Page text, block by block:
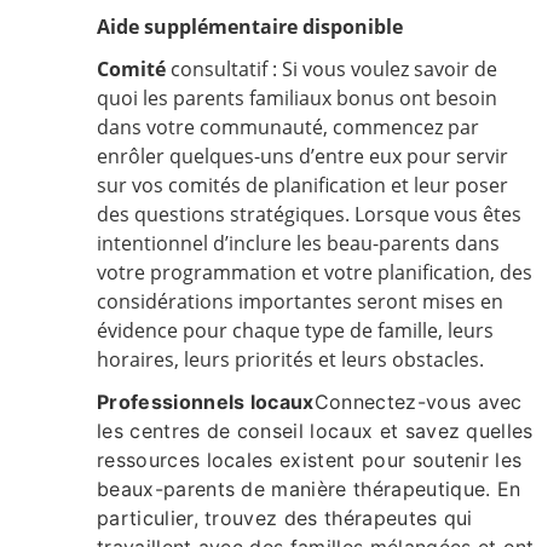
Aide supplémentaire disponible
Comité consultatif : Si vous voulez savoir de
quoi les parents familiaux bonus ont besoin
dans votre communauté, commencez par
enrôler quelques-uns d’entre eux pour servir
sur vos comités de planification et leur poser
des questions stratégiques. Lorsque vous êtes
intentionnel d’inclure les beau-parents dans
votre programmation et votre planification, des
considérations importantes seront mises en
évidence pour chaque type de famille, leurs
horaires, leurs priorités et leurs obstacles.
Professionnels locauxConnectez-vous avec
les centres de conseil locaux et savez quelles
ressources locales existent pour soutenir les
beaux-parents de manière thérapeutique. En
particulier, trouvez des thérapeutes qui